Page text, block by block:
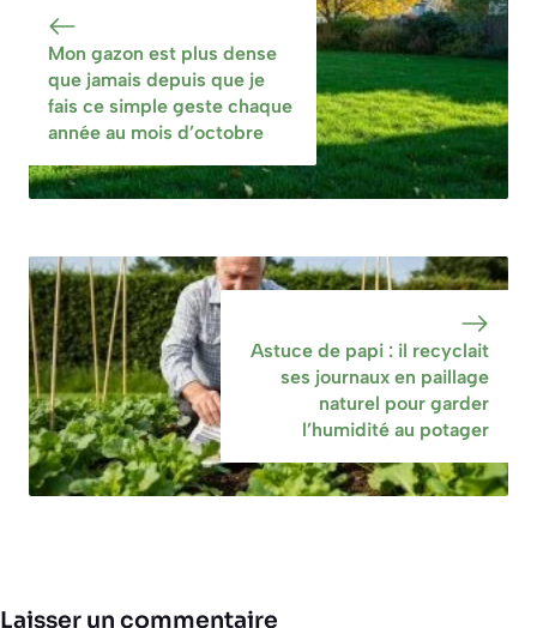
Mon gazon est plus dense
que jamais depuis que je
fais ce simple geste chaque
année au mois d’octobre
Astuce de papi : il recyclait
ses journaux en paillage
naturel pour garder
l’humidité au potager
Laisser un commentaire